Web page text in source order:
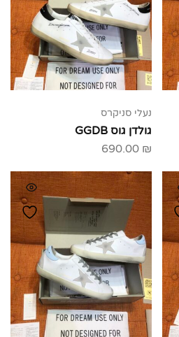
נעלי סניקרס
גולדן גוס GGDB
690.00 ₪